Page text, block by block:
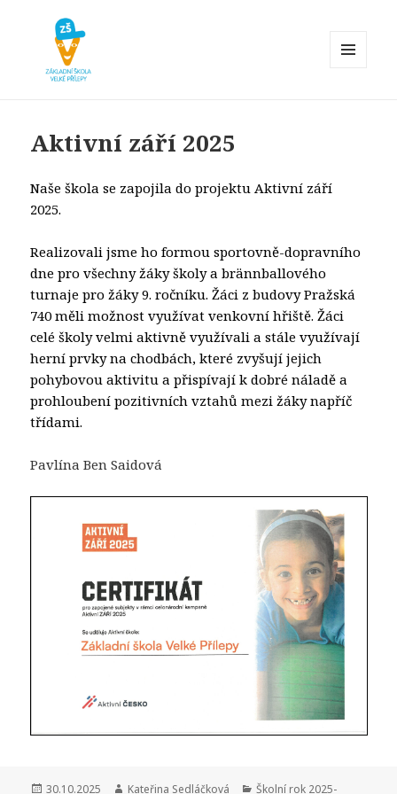
Aktivní září 2025
Naše škola se zapojila do projektu Aktivní září
2025.
Realizovali jsme ho formou sportovně-dopravního
dne pro všechny žáky školy a brännballového
turnaje pro žáky 9. ročníku. Žáci z budovy Pražská
740 měli možnost využívat venkovní hřiště. Žáci
celé školy velmi aktivně využívali a stále využívají
herní prvky na chodbách, které zvyšují jejich
pohybovou aktivitu a přispívají k dobré náladě a
prohloubení pozitivních vztahů mezi žáky napříč
třídami.
Pavlína Ben Saidová
Publikováno:
30.10.2025 Autor:
Kateřina Sedláčková Rubriky:
Školní rok 2025-